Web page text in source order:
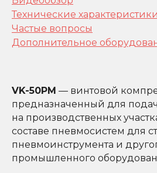
Технические характеристики
Частые вопросы
Дополнительное
VK-50PM — винтовой
предназначенный для
на производственных
составе пневмосистем для
пневмоинструмента и
промышленного